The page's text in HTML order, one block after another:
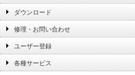
ダウンロード
修理・お問い合わせ
ユーザー登録
各種サービス